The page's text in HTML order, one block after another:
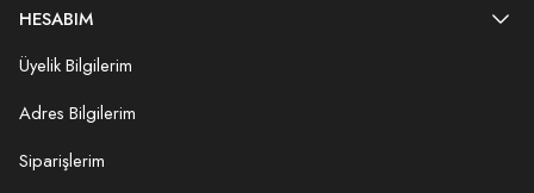
HESABIM
Üyelik Bilgilerim
Adres Bilgilerim
Siparişlerim